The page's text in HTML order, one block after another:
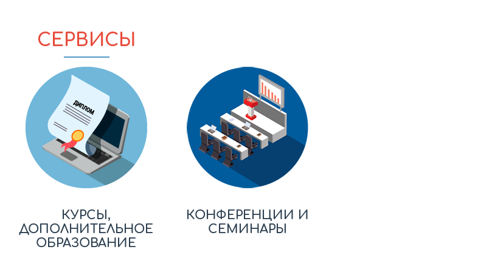
СЕРВИСЫ
КУРСЫ,
ДОПОЛНИТЕЛЬНОЕ
ОБРАЗОВАНИЕ
КОНФЕРЕНЦИИ И
СЕМИНАРЫ